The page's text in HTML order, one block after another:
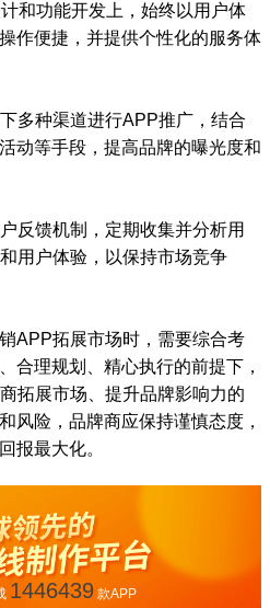
和功能开发上，始终以用户体
作便捷，并提供个性化的服务体
多种渠道进行APP推广，结合
动等手段，提高品牌的曝光度和
反馈机制，定期收集并分析用
用户体验，以保持市场竞争
APP拓展市场时，需要综合考
合理规划、精心执行的前提下，
拓展市场、提升品牌影响力的
风险，品牌商应保持谨慎态度，
报最大化。
1446439款APP